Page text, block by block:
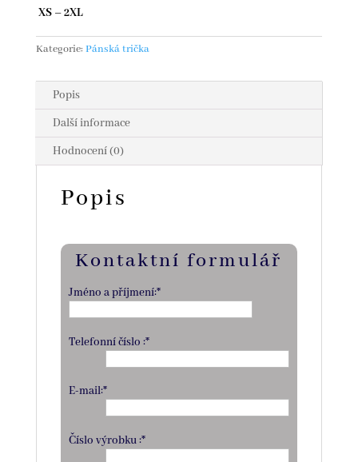
XS – 2XL
Kategorie: Pánská trička
Popis
Další informace
Hodnocení (0)
Popis
Kontaktní formulář
Jméno a příjmení:*
Telefonní číslo :*
E-mail:*
Číslo výrobku :*